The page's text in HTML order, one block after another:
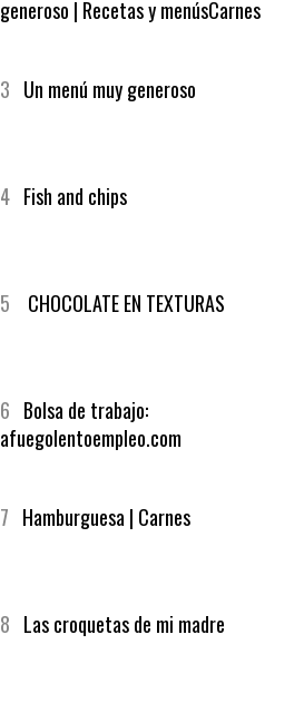
2El solomillo de buey y un vino
6Bolsa de trabajo: